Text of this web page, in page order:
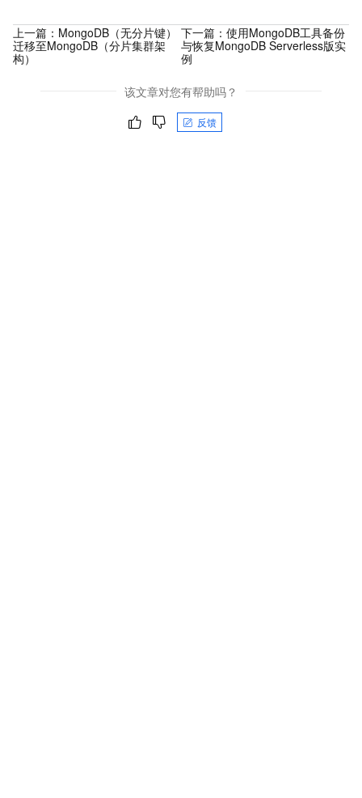
上一篇： MongoDB（无分片键）
迁移至MongoDB（分片集群架
构）
下一篇： 使用MongoDB工具备份
与恢复MongoDB Serverless版实
例
该文章对您有帮助吗？
反馈